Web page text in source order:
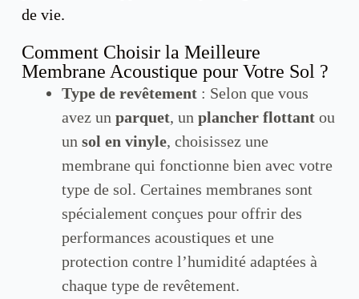
de vie.
Comment Choisir la Meilleure
Membrane Acoustique pour Votre Sol ?
Type de revêtement: Selon que vous
avez un parquet, un plancher flottantou
un sol en vinyle, choisissez une
membrane qui fonctionne bien avec votre
type de sol. Certaines membranes sont
spécialement conçues pour offrir des
performances acoustiques et une
protection contre l’humidité adaptées à
chaque type de revêtement.